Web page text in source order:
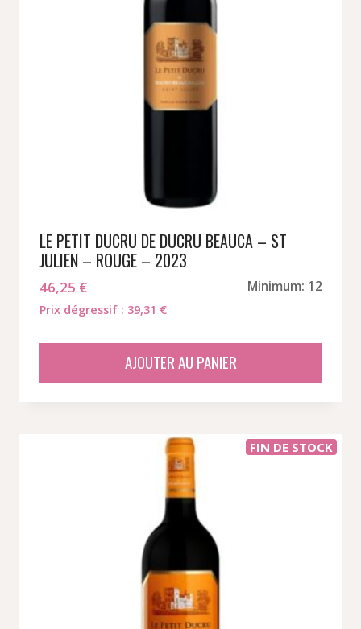
LE PETIT DUCRU DE DUCRU BEAUCA – ST
JULIEN – ROUGE – 2023
46,25 € Minimum: 12
Prix dégressif : 39,31 €
AJOUTER AU PANIER
FIN DE STOCK